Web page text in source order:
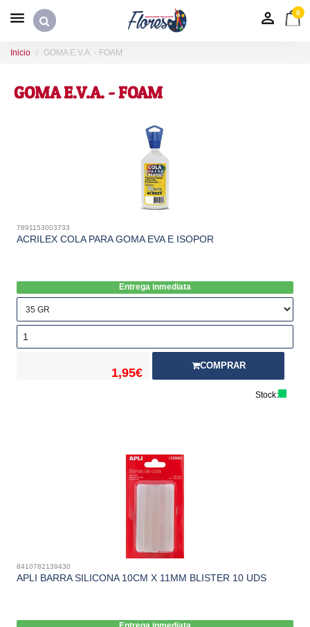
0
Inicio GOMA E.V.A. - FOAM
GOMA E.V.A. - FOAM
7891153003733
ACRILEX COLA PARA GOMA EVA E ISOPOR
Entrega inmediata
1,95€
COMPRAR
Stock:
8410782139430
APLI BARRA SILICONA 10CM X 11MM BLISTER 10 UDS